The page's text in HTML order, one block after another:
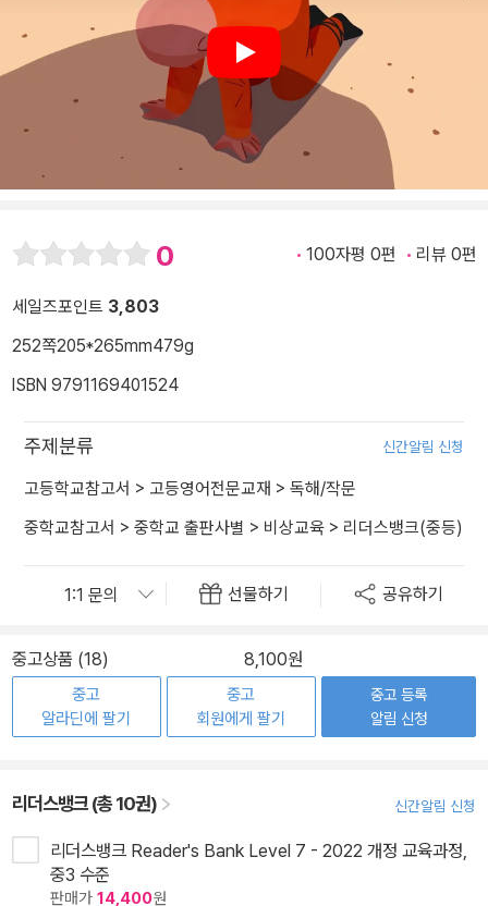
Play
0 100자평 0편 리뷰 0편
세일즈포인트 3,803
252쪽205*265mm479g
ISBN 9791169401524
주제분류 신간알림 신청
고등학교참고서 > 고등영어전문교재 > 독해/작문
중학교참고서 > 중학교 출판사별 > 비상교육 > 리더스뱅크(중등)
선물하기 공유하기
중고상품 (18) 8,100원
중고
알라딘에 팔기
중고
회원에게 팔기
중고 등록
알림 신청
리더스뱅크 (총 10권) 신간알림 신청
리더스뱅크 Reader's Bank Level 7 - 2022 개정 교육과정,
중3 수준
판매가 14,400원